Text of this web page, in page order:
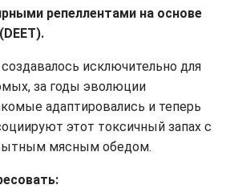
репеллентами на основе
исключительно для
за годы эволюции
адаптировались и теперь
этот токсичный запах с
мясным обедом.